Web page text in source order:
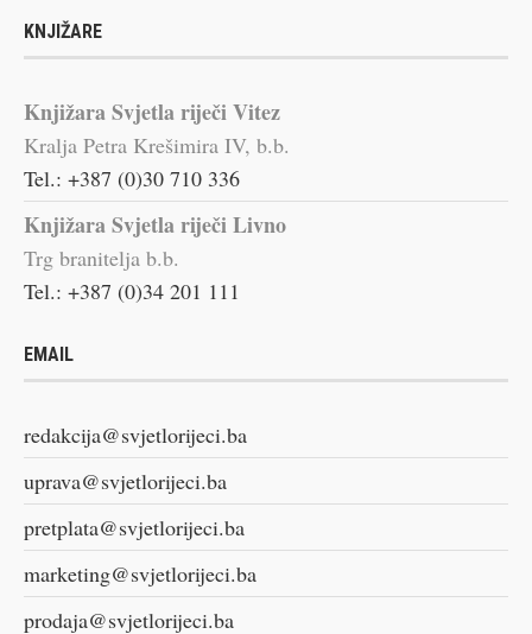
KNJIŽARE
Knjižara Svjetla riječi Vitez
Kralja Petra Krešimira IV, b.b.
Tel.: +387 (0)30 710 336
Knjižara Svjetla riječi Livno
Trg branitelja b.b.
Tel.: +387 (0)34 201 111
EMAIL
redakcija@svjetlorijeci.ba
uprava@svjetlorijeci.ba
pretplata@svjetlorijeci.ba
marketing@svjetlorijeci.ba
prodaja@svjetlorijeci.ba